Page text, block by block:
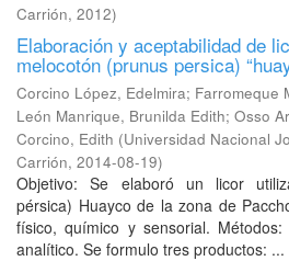
Carrión, 2012)
Elaboración y aceptabilidad de
melocotón (prunus persica)
Corcino López, Edelmira; Farromeque
León Manrique, Brunilda Edith; Osso
Corcino, Edith (Universidad Nacional
Carrión, 2014-08-19)
Objetivo: Se elaboró un licor
pérsica) Huayco de la zona de
físico, químico y sensorial.
analítico. Se formulo tres productos: ...